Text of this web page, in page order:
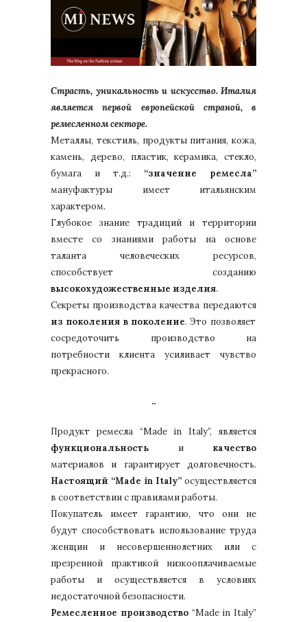
Страсть, уникальность и искусство. Италия
является первой европейской страной, в
ремесленном секторе.
Металлы, текстиль, продукты питания, кожа,
камень, дерево, пластик, керамика, стекло,
бумага и т.д.: “значение ремесла”
мануфактуры имеет итальянским
характером.
Глубокое знание традиций и территории
вместе со знаниями работы на основе
таланта человеческих ресурсов,
способствует созданию
высокохудожественные изделия.
Секреты производства качества передаются
из поколения в поколение. Это позволяет
сосредоточить производство на
потребности клиента усиливает чувство
прекрасного.
..
Продукт ремесла “Made in Italy”, является
функциональность и качество
материалов и гарантирует долговечность.
Настоящий “Made in Italy”осуществляется
в соответствии с правилами работы.
Покупатель имеет гарантию, что они не
будут способствовать использование труда
женщин и несовершеннолетних или с
презренной практикой низкооплачиваемые
работы и осуществляется в условиях
недостаточной безопасности.
Ремесленное производство“Made in Italy”